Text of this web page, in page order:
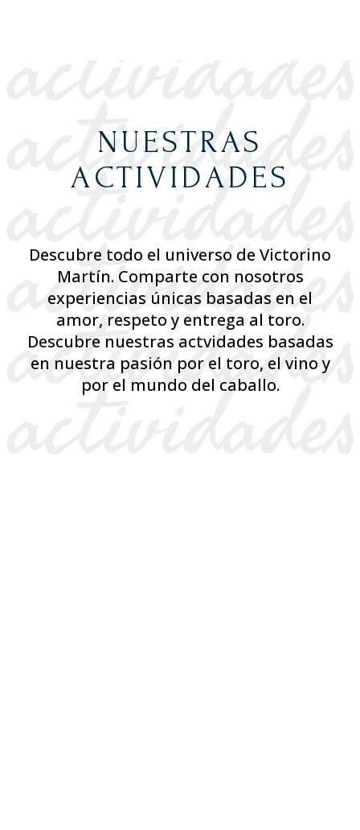
NUESTRAS
ACTIVIDADES
Descubre todo el universo de Victorino
Martín. Comparte con nosotros
experiencias únicas basadas en el
amor, respeto y entrega al toro.
Descubre nuestras actvidades basadas
en nuestra pasión por el toro, el vino y
por el mundo del caballo.